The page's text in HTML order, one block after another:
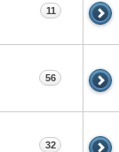
11
56
32